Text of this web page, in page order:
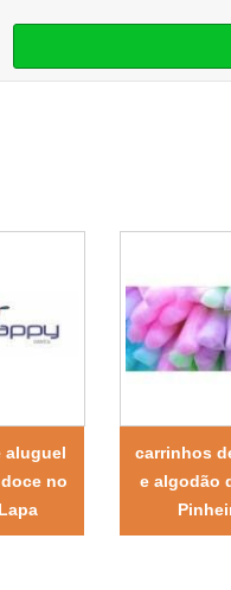
aluguel
no
carrinhos
e algodão